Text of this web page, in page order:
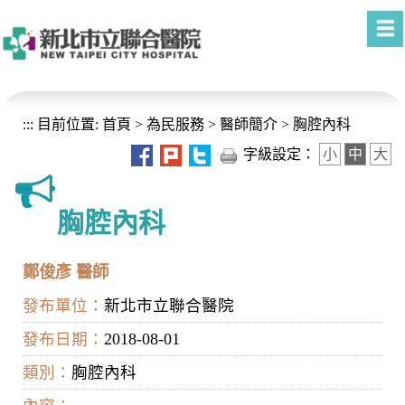
::: 目前位置: 首頁 > 為民服務 > 醫師簡介 > 胸腔內科
字級設定：
小 中 大
胸腔內科
鄭俊彥 醫師
發布單位： 新北市立聯合醫院
發布日期： 2018-08-01
類別： 胸腔內科